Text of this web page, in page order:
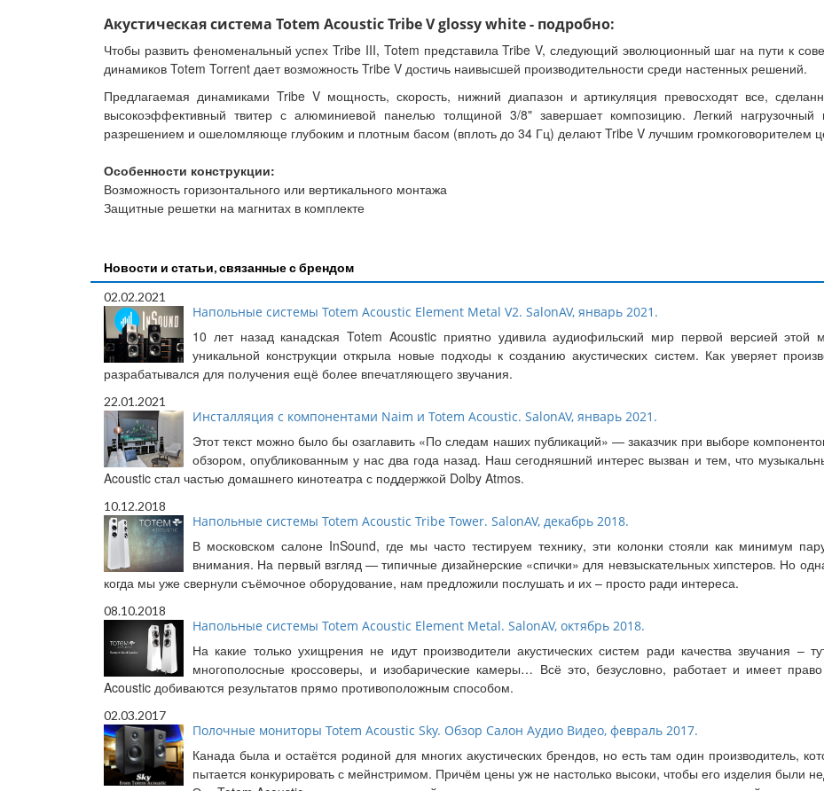
Акустическая система Totem Acoustic Tribe V glossy white - подробно:
Чтобы развить феноменальный успех Tribe III, Totem представила Tribe V, следующий эволюционный шаг на пути к
динамиков Totem Torrent дает возможность Tribe V достичь наивысшей производительности среди настенных решений.
Предлагаемая динамиками Tribe V мощность, скорость, нижний диапазон и артикуляция превосходят все,
высокоэффективный твитер с алюминиевой панелью толщиной 3/8" завершает композицию. Легкий
разрешением и ошеломляюще глубоким и плотным басом (вплоть до 34 Гц) делают Tribe V лучшим громкоговорителем
Особенности конструкции:
Возможность горизонтального или вертикального монтажа
Защитные решетки на магнитах в комплекте
Новости и статьи, связанные с брендом
02.02.2021
Напольные системы Totem Acoustic Element Metal V2. SalonAV, январь 2021.
10 лет назад канадская Totem Acoustic приятно удивила аудиофильский мир первой версией
уникальной конструкции открыла новые подходы к созданию акустических систем. Как уверяет
разрабатывался для получения ещё более впечатляющего звучания.
22.01.2021
Инсталляция с компонентами Naim и Totem Acoustic. SalonAV, январь 2021.
Этот текст можно было бы озаглавить «По следам наших публикаций» — заказчик при выборе
обзором, опубликованным у нас два года назад. Наш сегодняшний интерес вызван и тем, что
Acoustic стал частью домашнего кинотеатра с поддержкой Dolby Atmos.
10.12.2018
Напольные системы Totem Acoustic Tribe Tower. SalonAV, декабрь 2018.
В московском салоне InSound, где мы часто тестируем технику, эти колонки стояли как минимум
внимания. На первый взгляд — типичные дизайнерские «спички» для невзыскательных хипстеров. Но
когда мы уже свернули съёмочное оборудование, нам предложили послушать и их – просто ради интереса.
08.10.2018
Напольные системы Totem Acoustic Element Metal. SalonAV, октябрь 2018.
На какие только ухищрения не идут производители акустических систем ради качества звучания –
многополосные кроссоверы, и изобарические камеры… Всё это, безусловно, работает и имеет
Acoustic добиваются результатов прямо противоположным способом.
02.03.2017
Полочные мониторы Totem Acoustic Sky. Обзор Салон Аудио Видео, февраль 2017.
Канада была и остаётся родиной для многих акустических брендов, но есть там один производитель,
пытается конкурировать с мейнстримом. Причём цены уж не настолько высоки, чтобы его изделия были